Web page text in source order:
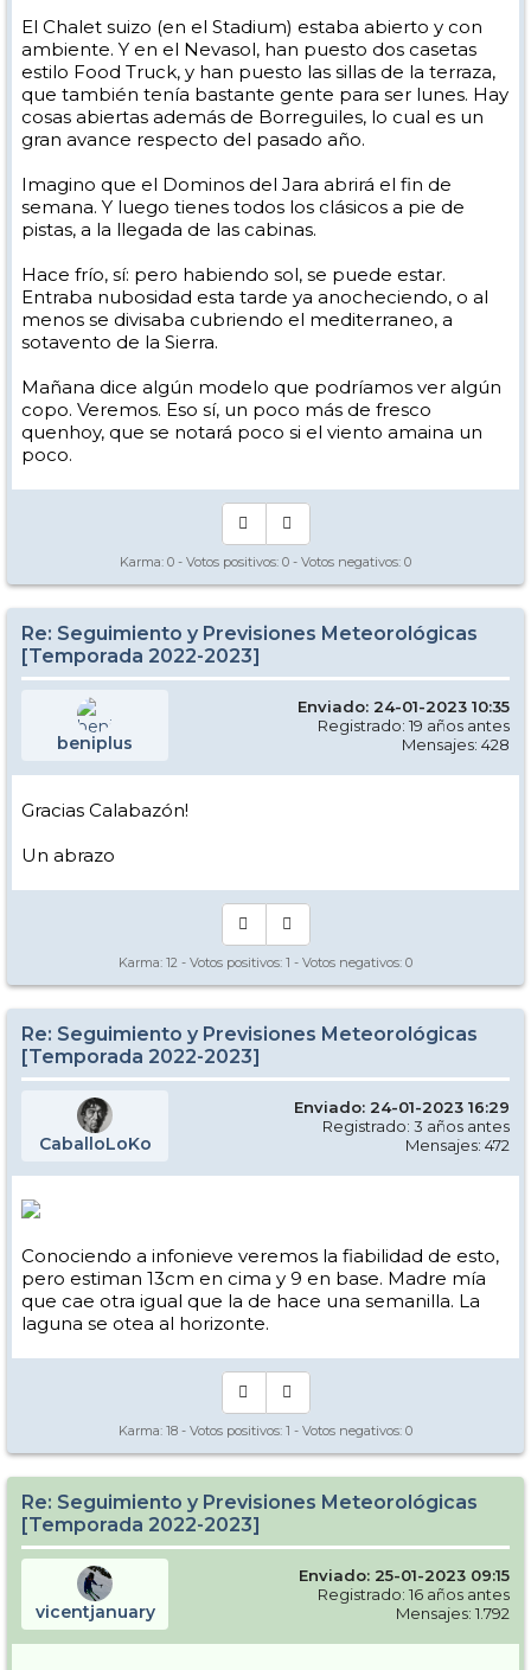
El Chalet suizo (en el Stadium) estaba abierto y con
ambiente. Y en el Nevasol, han puesto dos casetas
estilo Food Truck, y han puesto las sillas de la terraza,
que también tenía bastante gente para ser lunes. Hay
cosas abiertas además de Borreguiles, lo cual es un
gran avance respecto del pasado año.
Imagino que el Dominos del Jara abrirá el fin de
semana. Y luego tienes todos los clásicos a pie de
pistas, a la llegada de las cabinas.
Hace frío, sí: pero habiendo sol, se puede estar.
Entraba nubosidad esta tarde ya anocheciendo, o al
menos se divisaba cubriendo el mediterraneo, a
sotavento de la Sierra.
Mañana dice algún modelo que podríamos ver algún
copo. Veremos. Eso sí, un poco más de fresco
quenhoy, que se notará poco si el viento amaina un
poco.
Karma: 0 - Votos positivos: 0 - Votos negativos: 0
Re: Seguimiento y Previsiones Meteorológicas
[Temporada 2022-2023]
beniplus
Enviado: 24-01-2023 10:35
Registrado: 19 años antes
Mensajes: 428
Gracias Calabazón!
Un abrazo
Karma: 12 - Votos positivos: 1 - Votos negativos: 0
Re: Seguimiento y Previsiones Meteorológicas
[Temporada 2022-2023]
CaballoLoKo
Enviado: 24-01-2023 16:29
Registrado: 3 años antes
Mensajes: 472
Conociendo a infonieve veremos la fiabilidad de esto,
pero estiman 13cm en cima y 9 en base. Madre mía
que cae otra igual que la de hace una semanilla. La
laguna se otea al horizonte.
Karma: 18 - Votos positivos: 1 - Votos negativos: 0
Re: Seguimiento y Previsiones Meteorológicas
[Temporada 2022-2023]
vicentjanuary
Enviado: 25-01-2023 09:15
Registrado: 16 años antes
Mensajes: 1.792